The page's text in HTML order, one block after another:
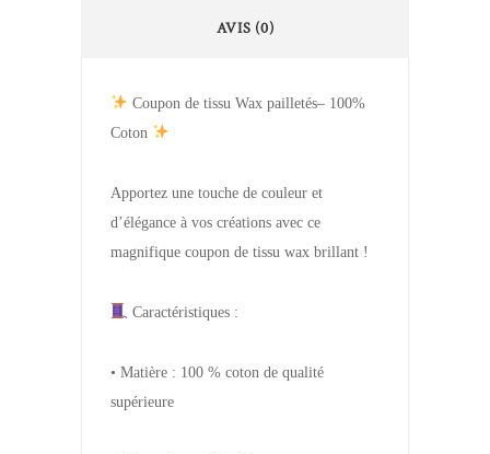
AVIS (0)
Coupon de tissu Wax pailletés– 100%
Coton
Apportez une touche de couleur et
d’élégance à vos créations avec ce
magnifique coupon de tissu wax brillant !
Caractéristiques :
• Matière : 100 % coton de qualité
supérieure